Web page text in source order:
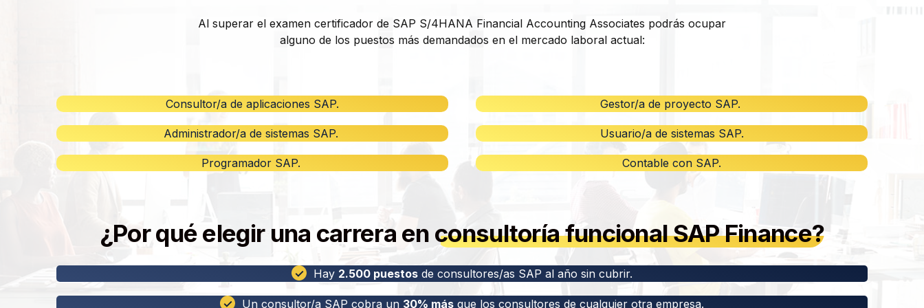
Al superar el examen certificador de SAP S/4HANA Financial Accounting Associates podrás ocupar
alguno de los puestos más demandados en el mercado laboral actual:
Consultor/a de aplicaciones SAP.
Administrador/a de sistemas SAP.
Programador SAP.
Gestor/a de proyecto SAP.
Usuario/a de sistemas SAP.
Contable con SAP.
¿Por qué elegir una carrera en consultoría funcional SAP Finance?
✓ Hay 2.500 puestos de consultores/as SAP al año sin cubrir.
✓ Un consultor/a SAP cobra un 30% más que los consultores de cualquier otra empresa.